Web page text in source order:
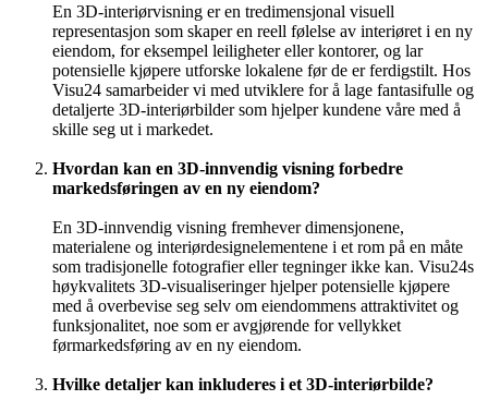
En 3D-interiørvisning er en tredimensjonal visuell
representasjon som skaper en reell følelse av interiøret i en ny
eiendom, for eksempel leiligheter eller kontorer, og lar
potensielle kjøpere utforske lokalene før de er ferdigstilt. Hos
Visu24 samarbeider vi med utviklere for å lage fantasifulle og
detaljerte 3D-interiørbilder som hjelper kundene våre med å
skille seg ut i markedet.
Hvordan kan en 3D-innvendig visning forbedre
markedsføringen av en ny eiendom?
En 3D-innvendig visning fremhever dimensjonene,
materialene og interiørdesignelementene i et rom på en måte
som tradisjonelle fotografier eller tegninger ikke kan. Visu24s
høykvalitets 3D-visualiseringer hjelper potensielle kjøpere
med å overbevise seg selv om eiendommens attraktivitet og
funksjonalitet, noe som er avgjørende for vellykket
førmarkedsføring av en ny eiendom.
Hvilke detaljer kan inkluderes i et 3D-interiørbilde?